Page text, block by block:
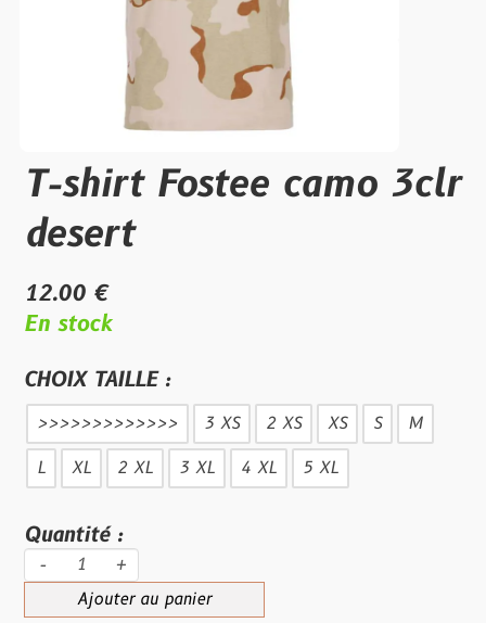
T-shirt Fostee camo 3clr
desert
12.00 €
En stock
CHOIX TAILLE :
>>>>>>>>>>>>> 3 XS 2 XS XS S
M
L
XL 2 XL 3 XL 4 XL 5 XL
Quantité :
- +
Ajouter au panier